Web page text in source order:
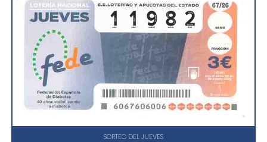
SORTEO DEL JUEVES